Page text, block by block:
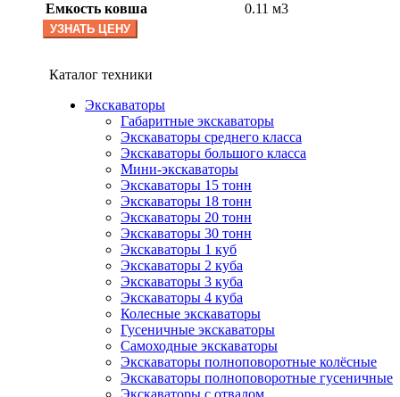
Емкость ковша
0.11 м3
УЗНАТЬ ЦЕНУ
Каталог техники
Экскаваторы
Габаритные экскаваторы
Экскаваторы среднего класса
Экскаваторы большого класса
Мини-экскаваторы
Экскаваторы 15 тонн
Экскаваторы 18 тонн
Экскаваторы 20 тонн
Экскаваторы 30 тонн
Экскаваторы 1 куб
Экскаваторы 2 куба
Экскаваторы 3 куба
Экскаваторы 4 куба
Колесные экскаваторы
Гусеничные экскаваторы
Самоходные экскаваторы
Экскаваторы полноповоротные колёсные
Экскаваторы полноповоротные гусеничные
Экскаваторы с отвалом